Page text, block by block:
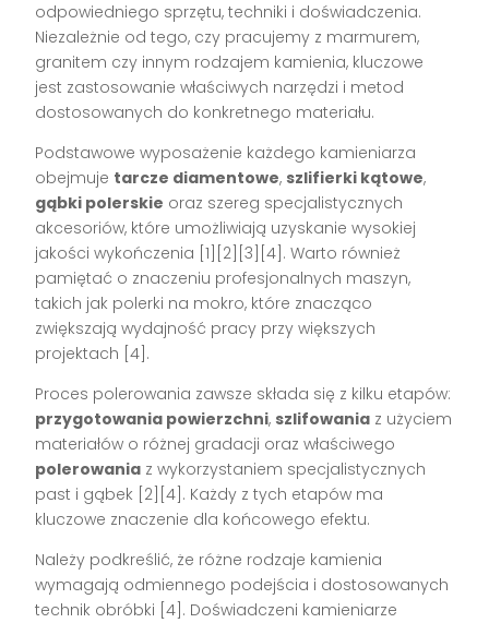
odpowiedniego sprzętu, techniki i doświadczenia.
Niezależnie od tego, czy pracujemy z marmurem,
granitem czy innym rodzajem kamienia, kluczowe
jest zastosowanie właściwych narzędzi i metod
dostosowanych do konkretnego materiału.
Podstawowe wyposażenie każdego kamieniarza
obejmuje tarcze diamentowe, szlifierki kątowe,
gąbki polerskie oraz szereg specjalistycznych
akcesoriów, które umożliwiają uzyskanie wysokiej
jakości wykończenia [1][2][3][4]. Warto również
pamiętać o znaczeniu profesjonalnych maszyn,
takich jak polerki na mokro, które znacząco
zwiększają wydajność pracy przy większych
projektach [4].
Proces polerowania zawsze składa się z kilku etapów:
przygotowania powierzchni, szlifowania z użyciem
materiałów o różnej gradacji oraz właściwego
polerowania z wykorzystaniem specjalistycznych
past i gąbek [2][4]. Każdy z tych etapów ma
kluczowe znaczenie dla końcowego efektu.
Należy podkreślić, że różne rodzaje kamienia
wymagają odmiennego podejścia i dostosowanych
technik obróbki [4]. Doświadczeni kamieniarze